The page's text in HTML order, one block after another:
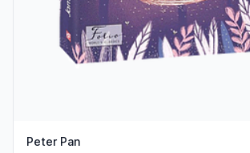
Peter Pan